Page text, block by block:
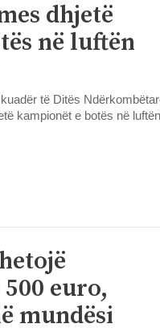
dhjetë
në luftën
të Ditës
kampionët e botës në luftën
euro,
mundësi